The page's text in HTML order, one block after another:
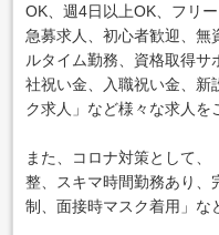
OK、週4日以上OK、フリ
急募求人、初心者歓迎、無
ルタイム勤務、資格取得サ
社祝い金、入職祝い金、新
ク求人」など様々な求人を
また、コロナ対策として
整、スキマ時間勤務あり、
制、面接時マスク着用」な